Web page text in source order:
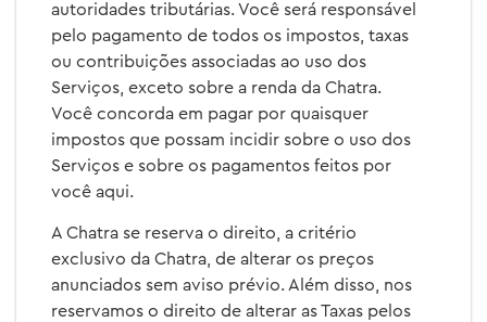
autoridades tributárias. Você será responsável
pelo pagamento de todos os impostos, taxas
ou contribuições associadas ao uso dos
Serviços, exceto sobre a renda da Chatra.
Você concorda em pagar por quaisquer
impostos que possam incidir sobre o uso dos
Serviços e sobre os pagamentos feitos por
você aqui.
A Chatra se reserva o direito, a critério
exclusivo da Chatra, de alterar os preços
anunciados sem aviso prévio. Além disso, nos
reservamos o direito de alterar as Taxas pelos